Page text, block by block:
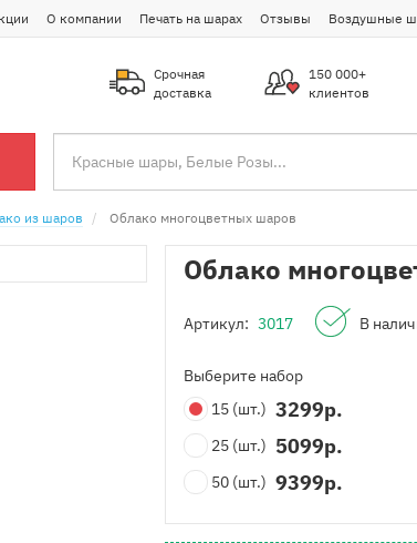
О компании Печать на шарах Отзывы Воздушные
Срочная
доставка
150 000+
клиентов
из шаров Облако многоцветных шаров
Облако
Артикул: 3017 В
Выберите набор
15 (шт.) 3299р.
25 (шт.) 5099р.
50 (шт.) 9399р.